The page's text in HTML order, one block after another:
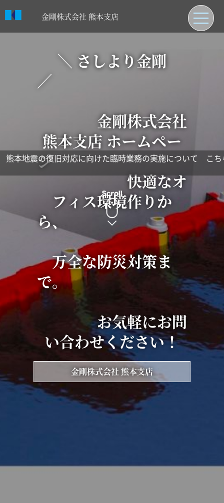
金剛株式会社 熊本支店
熊本支店について
取引先紹介
＼ さしより金剛
／
金剛株式会社
熊本支店 ホームペー
ジ
快適なオ
フィス環境作りか
ら、
万全な防災対策ま
で。
お気軽にお問
い合わせください！
金剛株式会社 熊本支店
地震の復旧対応に向けた臨時業務の実施について こちら